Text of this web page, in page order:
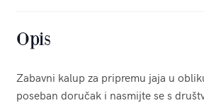
Opis
Zabavni kalup za pripremu jaja u
poseban doručak i nasmijte se s